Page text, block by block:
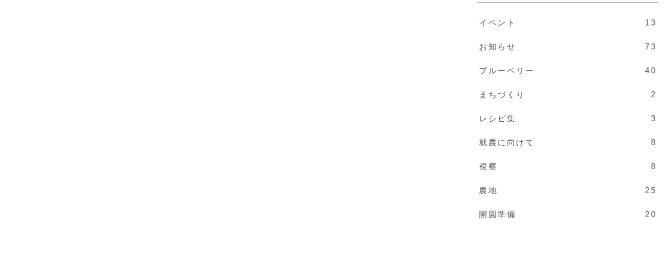
イベント 13
お知らせ 73
ブルーベリー 40
まちづくり 2
レシピ集 3
就農に向けて 8
視察 8
農地 25
開園準備 20